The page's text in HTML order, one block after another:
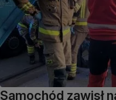
Samochód zawisł